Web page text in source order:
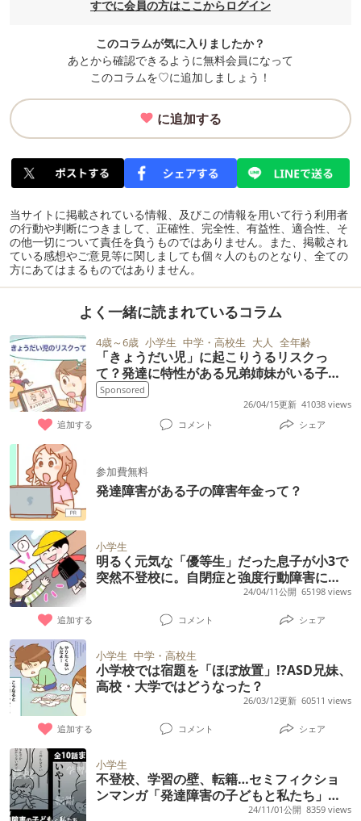
すでに会員の方はここからログイン
このコラムが気に入りましたか？
あとから確認できるように無料会員になって
このコラムを♡に追加しましょう！
に追加する
当サイトに掲載されている情報、及びこの情報を用いて行う利用者
の行動や判断につきまして、正確性、完全性、有益性、適合性、そ
の他一切について責任を負うものではありません。また、掲載され
ている感想やご意見等に関しましても個々人のものとなり、全ての
方にあてはまるものではありません。
よく一緒に読まれているコラム
4歳～6歳 小学生 中学・高校生 大人 全年齢
「きょうだい児」に起こりうるリスクっ
て？発達に特性がある兄弟姉妹がいる子ど
ものために今できること
Sponsored
26/04/15更新 41038 views
追加する
コメント シェア
参加費無料
発達障害がある子の障害年金って？
小学生
明るく元気な「優等生」だった息子が小3で
突然不登校に。自閉症と強度行動障害に気
24/04/11公開 65198 views
追加する コメント シェア
小学生 中学・高校生
小学校では宿題を「ほぼ放置」!?ASD兄妹、
高校・大学ではどうなった？
26/03/12更新 60511 views
追加する コメント シェア
小学生
不登校、学習の壁、転籍…セミフィクショ
ンマンガ「発達障害の子どもと私たち」全
10話まとめ読み【臨床心理士のコメント付
24/11/01公開 8359 views